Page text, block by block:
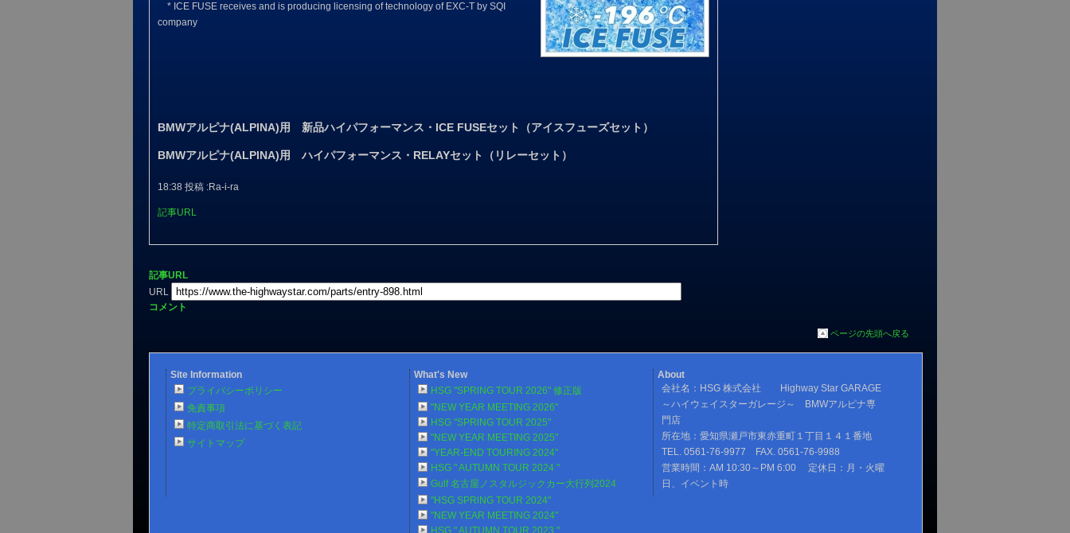
* ICE FUSE receives and is producing licensing of technology of EXC-T by SQI
company
BMWアルピナ(ALPINA)用 新品ハイパフォーマンス・ICE FUSEセット（アイスフューズセット）
BMWアルピナ(ALPINA)用 ハイパフォーマンス・RELAYセット（リレーセット）
18:38 投稿 :Ra-i-ra
記事URL
記事URL
URL
コメント
ページの先頭へ戻る
Site Information
プライバシーポリシー
免責事項
特定商取引法に基づく表記
サイトマップ
What's New
HSG "SPRlNG TOUR 2026" 修正版
"NEW YEAR MEETING 2026"
HSG "SPRlNG TOUR 2025"
"NEW YEAR MEETING 2025"
"YEAR-END TOURING 2024"
HSG " AUTUMN TOUR 2024 "
Gulf 名古屋ノスタルジックカー大行列2024
"HSG SPRlNG TOUR 2024"
"NEW YEAR MEETING 2024"
About
会社名：HSG 株式会社 Highway Star GARAGE
～ハイウェイスターガレージ～ BMWアルピナ専
門店
所在地：愛知県瀬戸市東赤重町１丁目１４１番地
TEL. 0561-76-9977 FAX. 0561-76-9988
営業時間：AM 10:30～PM 6:00 定休日：月・火曜
日、イベント時